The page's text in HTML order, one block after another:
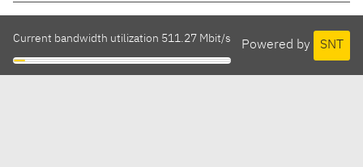
Powered by SNT
Current bandwidth utilization 511.27 Mbit/s